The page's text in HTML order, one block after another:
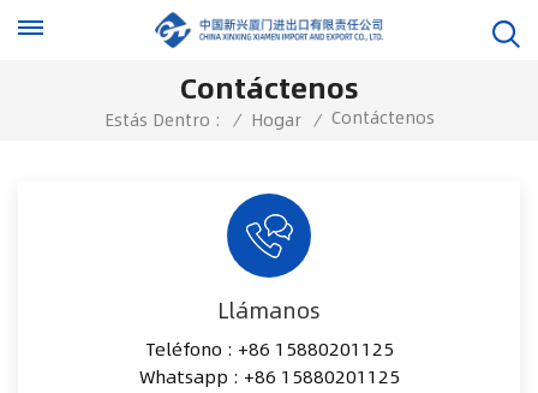
Contáctenos
Estás Dentro : / Hogar / Contáctenos
Llámanos
Teléfono : +86 15880201125
Whatsapp : +86 15880201125